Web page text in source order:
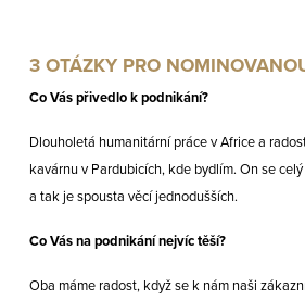
3 OTÁZKY PRO
Co Vás přivedlo k podnikání?
Dlouholetá humanitární práce v Africe a
kavárnu v Pardubicích, kde bydlím. On se
a tak je spousta věcí jednodušších.
Co Vás na podnikání nejvíc těší?
Oba máme radost, když se k nám naši